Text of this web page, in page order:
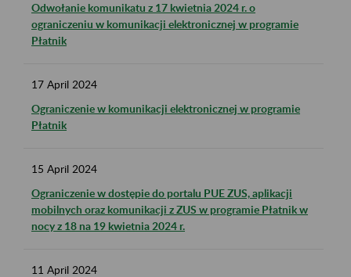
Odwołanie komunikatu z 17 kwietnia 2024 r. o
ograniczeniu w komunikacji elektronicznej w programie
Płatnik
17 April 2024
Ograniczenie w komunikacji elektronicznej w programie
Płatnik
15 April 2024
Ograniczenie w dostępie do portalu PUE ZUS, aplikacji
mobilnych oraz komunikacji z ZUS w programie Płatnik w
nocy z 18 na 19 kwietnia 2024 r.
11 April 2024